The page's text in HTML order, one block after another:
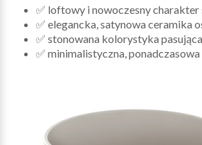
✅ loftowy i nowoczesny charakter
✅ elegancka, satynowa ceramika
✅ stonowana kolorystyka
✅ minimalistyczna,